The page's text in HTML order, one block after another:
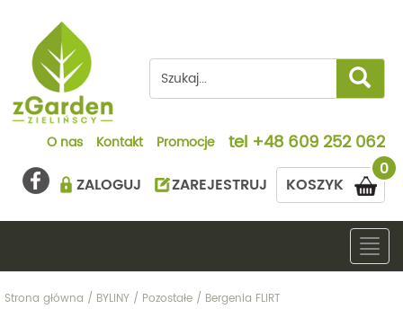
O nas Kontakt Promocje tel +48 609 252 062
0
KOSZYK
ZALOGUJ ZAREJESTRUJ
Strona główna / BYLINY / Pozostałe / Bergenia FLIRT